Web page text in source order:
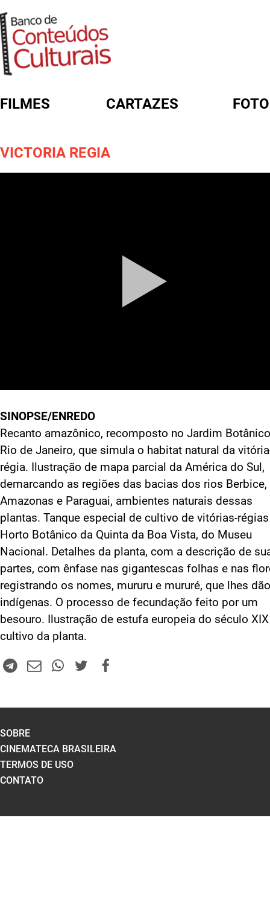
FILMES CARTAZES
VICTORIA REGIA
SINOPSE/ENREDO
Recanto amazônico, recomposto no Jardim
Rio de Janeiro, que simula o habitat natural da
régia. Ilustração de mapa parcial da América do Sul,
demarcando as regiões das bacias dos rios Berbice,
Amazonas e Paraguai, ambientes naturais dessas
plantas. Tanque especial de cultivo de vitórias-
Horto Botânico da Quinta da Boa Vista, do Museu
Nacional. Detalhes da planta, com a descrição de
partes, com ênfase nas gigantescas folhas e nas
registrando os nomes, mururu e mururé, que lhes
indígenas. O processo de fecundação feito por um
besouro. Ilustração de estufa europeia do século
cultivo da planta.
SOBRE
CINEMATECA BRASILEIRA
TERMOS DE USO
CONTATO